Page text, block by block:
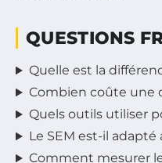
QUESTIONS
Quelle est la
Combien coûte une
Quels outils utiliser
Le SEM est-il
Comment mesurer